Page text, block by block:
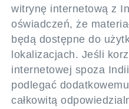
witrynę internetową z
oświadczeń, że
będą dostępne do
lokalizacjach. Jeśli
internetowej spoza
podlegać
całkowitą